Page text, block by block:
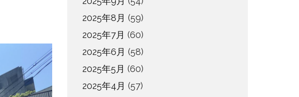
2025年8月 (59)
2025年7月 (60)
2025年6月 (58)
2025年5月 (60)
2025年4月 (57)